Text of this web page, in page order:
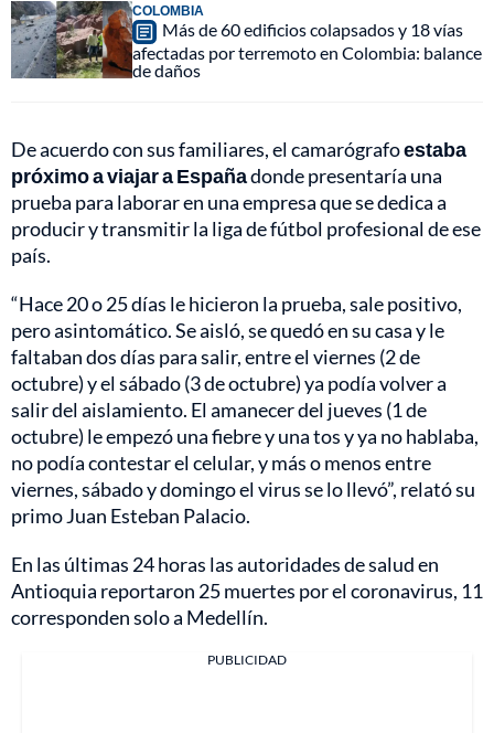
COLOMBIA
Más de 60 edificios colapsados y 18 vías
afectadas por terremoto en Colombia: balance
de daños
De acuerdo con sus familiares, el camarógrafoestaba
próximo a viajar a Españadonde presentaría una
prueba para laborar en una empresa que se dedica a
producir y transmitir la liga de fútbol profesional de ese
país.
“Hace 20 o 25 días le hicieron la prueba, sale positivo,
pero asintomático. Se aisló, se quedó en su casa y le
faltaban dos días para salir, entre el viernes (2 de
octubre) y el sábado (3 de octubre) ya podía volver a
salir del aislamiento. El amanecer del jueves (1 de
octubre) le empezó una fiebre y una tos y ya no hablaba,
no podía contestar el celular, y más o menos entre
viernes, sábado y domingo el virus se lo llevó”, relató su
primo Juan Esteban Palacio.
En las últimas 24 horas las autoridades de salud en
Antioquia reportaron 25 muertes por el coronavirus, 11
corresponden solo a Medellín.
PUBLICIDAD